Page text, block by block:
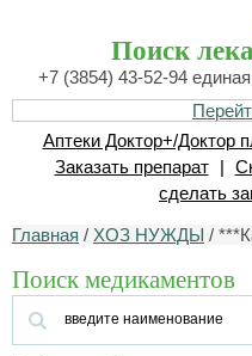
Поиск
+7 (3854) 43-52-94
Аптеки Доктор+/Доктор
Заказать препарат
|
сделать
Главная / ХОЗ НУЖДЫ /
Поиск медикаментов